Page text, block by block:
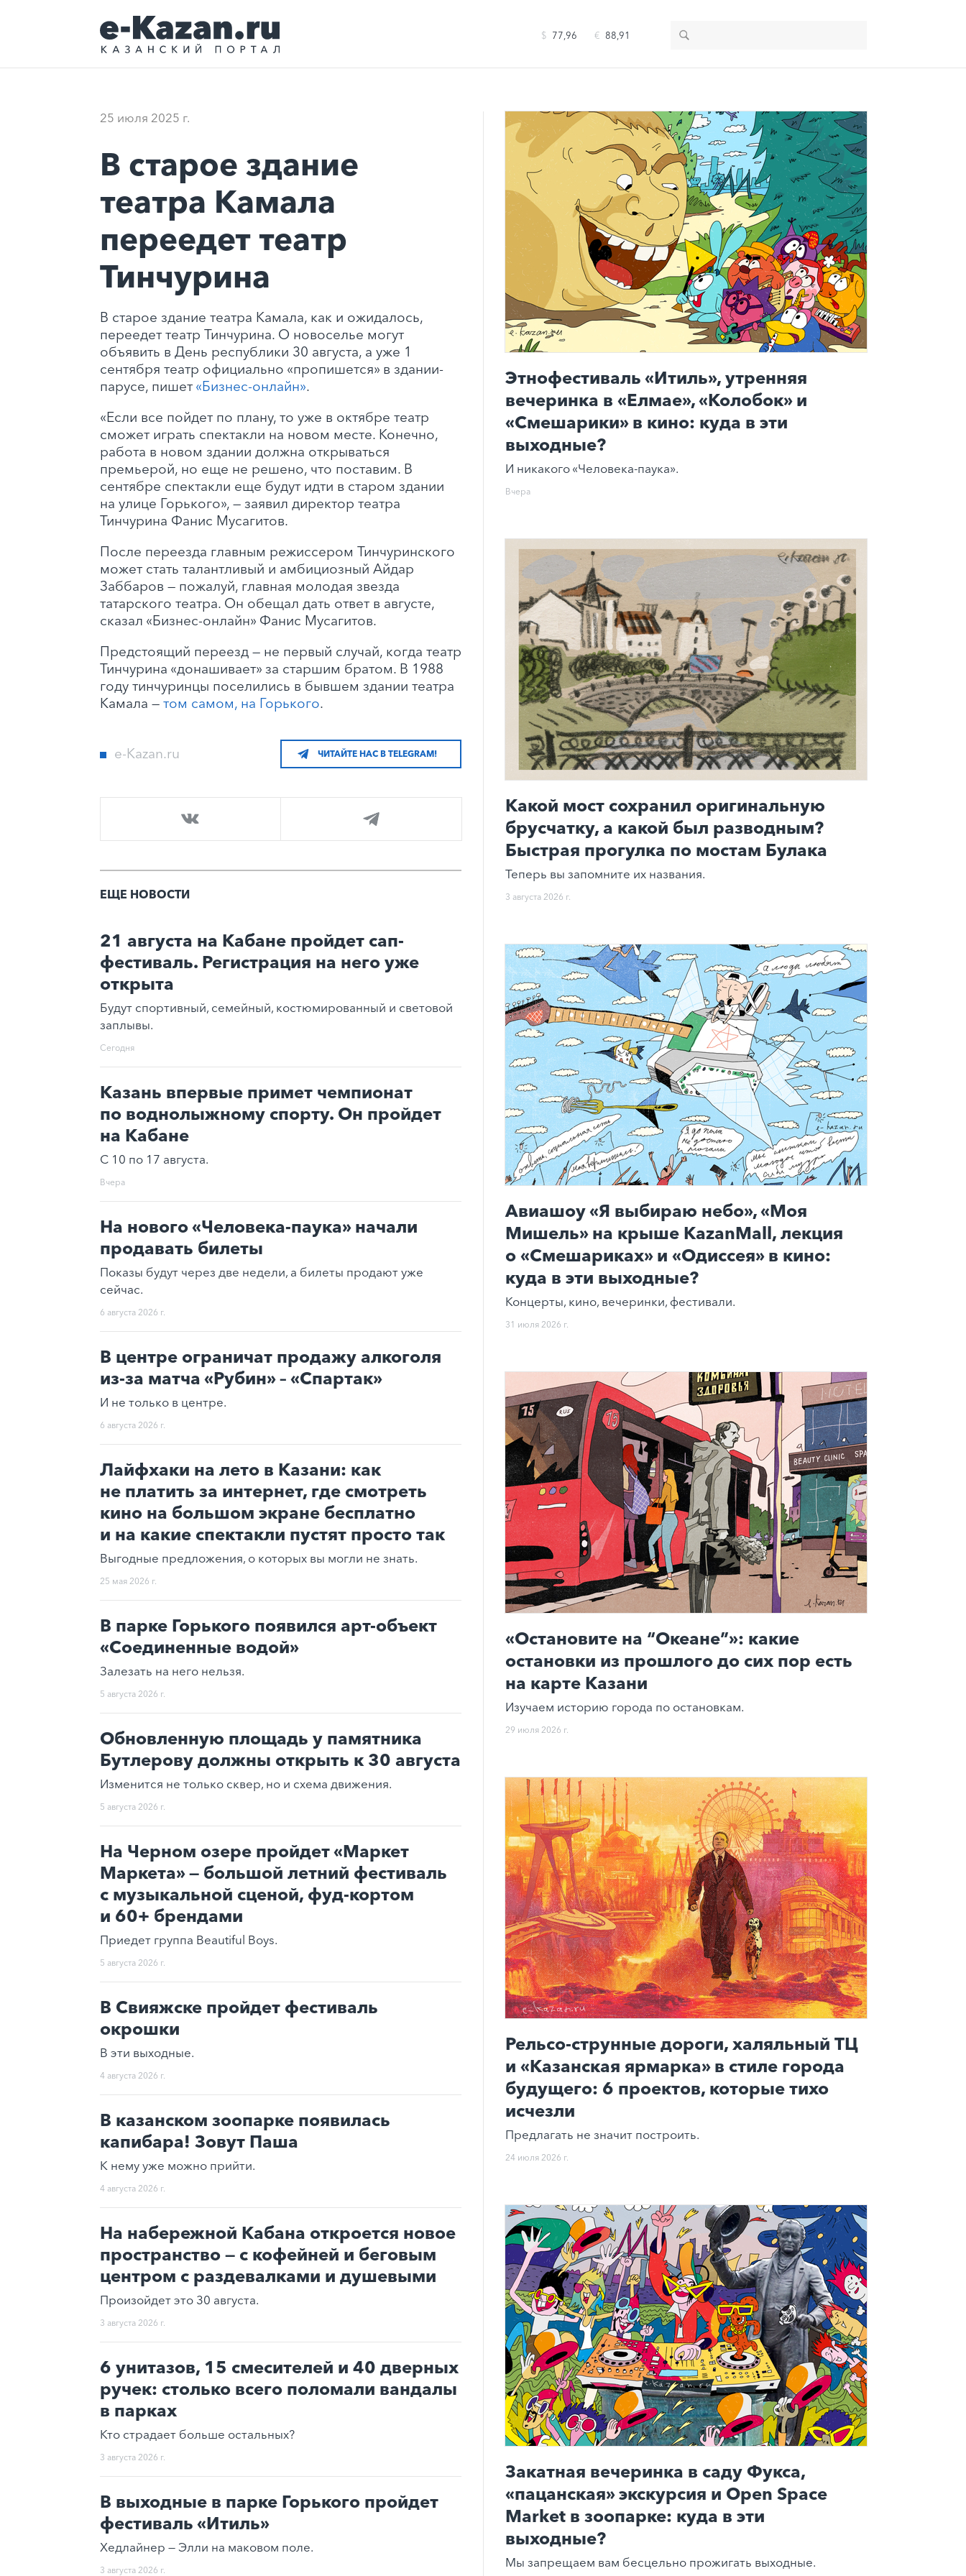
$ 77,96 € 88,91
25 июля 2025 г.
В старое здание
театра Камала
переедет театр
Тинчурина
В старое здание театра Камала, как и ожидалось,
переедет театр Тинчурина. О новоселье могут
объявить в День республики 30 августа, а уже 1
сентября театр официально «пропишется» в здании-
парусе, пишет «Бизнес-онлайн».
«Если все пойдет по плану, то уже в октябре театр
сможет играть спектакли на новом месте. Конечно,
работа в новом здании должна открываться
премьерой, но еще не решено, что поставим. В
сентябре спектакли еще будут идти в старом здании
на улице Горького», — заявил директор театра
Тинчурина Фанис Мусагитов.
После переезда главным режиссером Тинчуринского
может стать талантливый и амбициозный Айдар
Заббаров — пожалуй, главная молодая звезда
татарского театра. Он обещал дать ответ в августе,
сказал «Бизнес-онлайн» Фанис Мусагитов.
Предстоящий переезд — не первый случай, когда театр
Тинчурина «донашивает» за старшим братом. В 1988
году тинчуринцы поселились в бывшем здании театра
Камала — том самом, на Горького.
e-Kazan.ru ЧИТАЙТЕ НАС В TELEGRAM!
ЕЩЕ НОВОСТИ
21 августа на Кабане пройдет сап-
фестиваль. Регистрация на него уже
открыта
Будут спортивный, семейный, костюмированный и световой
заплывы.
Сегодня
Казань впервые примет чемпионат
по воднолыжному спорту. Он пройдет
на Кабане
С 10 по 17 августа.
Вчера
На нового «Человека-паука» начали
продавать билеты
Показы будут через две недели, а билеты продают уже
сейчас.
6 августа 2026 г.
В центре ограничат продажу алкоголя
из-за матча «Рубин» – «Спартак»
И не только в центре.
6 августа 2026 г.
Лайфхаки на лето в Казани: как
не платить за интернет, где смотреть
кино на большом экране бесплатно
и на какие спектакли пустят просто так
Выгодные предложения, о которых вы могли не знать.
25 мая 2026 г.
В парке Горького появился арт-объект
«Соединенные водой»
Залезать на него нельзя.
5 августа 2026 г.
Обновленную площадь у памятника
Бутлерову должны открыть к 30 августа
Изменится не только сквер, но и схема движения.
5 августа 2026 г.
На Черном озере пройдет «Маркет
Маркета» — большой летний фестиваль
с музыкальной сценой, фуд-кортом
и 60+ брендами
Приедет группа Beautiful Boys.
5 августа 2026 г.
В Свияжске пройдет фестиваль
окрошки
В эти выходные.
4 августа 2026 г.
В казанском зоопарке появилась
капибара! Зовут Паша
К нему уже можно прийти.
4 августа 2026 г.
На набережной Кабана откроется новое
пространство — с кофейней и беговым
центром с раздевалками и душевыми
Произойдет это 30 августа.
3 августа 2026 г.
6 унитазов, 15 смесителей и 40 дверных
ручек: столько всего поломали вандалы
в парках
Кто страдает больше остальных?
3 августа 2026 г.
В выходные в парке Горького пройдет
фестиваль «Итиль»
Хедлайнер — Элли на маковом поле.
3 августа 2026 г.
Этнофестиваль «Итиль», утренняя
вечеринка в «Елмае», «Колобок» и
«Смешарики» в кино: куда в эти
выходные?
И никакого «Человека-паука».
Вчера
Какой мост сохранил оригинальную
брусчатку, а какой был разводным?
Быстрая прогулка по мостам Булака
Теперь вы запомните их названия.
3 августа 2026 г.
Авиашоу «Я выбираю небо», «Моя
Мишель» на крыше KazanMall, лекция
о «Смешариках» и «Одиссея» в кино:
куда в эти выходные?
Концерты, кино, вечеринки, фестивали.
31 июля 2026 г.
«Остановите на “Океане”»: какие
остановки из прошлого до сих пор есть
на карте Казани
Изучаем историю города по остановкам.
29 июля 2026 г.
Рельсо-струнные дороги, халяльный ТЦ
и «Казанская ярмарка» в стиле города
будущего: 6 проектов, которые тихо
исчезли
Предлагать не значит построить.
24 июля 2026 г.
Закатная вечеринка в саду Фукса,
«пацанская» экскурсия и Open Space
Market в зоопарке: куда в эти
выходные?
Мы запрещаем вам бесцельно прожигать выходные.